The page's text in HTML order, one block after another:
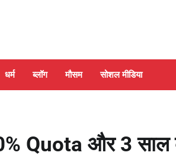
धर्म ब्लॉग मौसम सोशल मीडिया
Quota और 3 साल